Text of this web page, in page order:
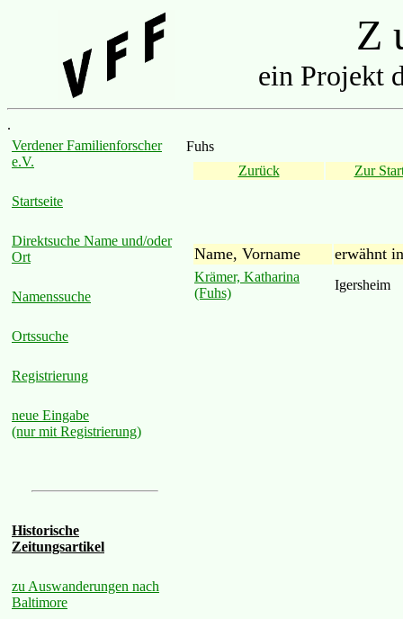
Z
ein Projekt
.
Verdener Familienforscher
e.V.
Startseite
Direktsuche Name und/oder
Ort
Namenssuche
Ortssuche
Registrierung
neue Eingabe
(nur mit Registrierung)
Historische
Zeitungsartikel
zu Auswanderungen nach
Baltimore
Fuhs
Zurück
Zur
Name, Vorname erwähnt in
Krämer, Katharina
(Fuhs)
Igersheim